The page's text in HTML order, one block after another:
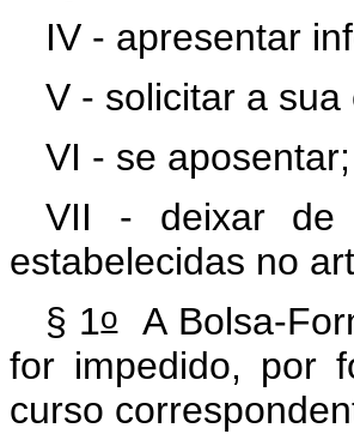
IV - apresentar
V - solicitar a sua
VI - se
VII - deixar de
estabelecidas no
§ 1oA Bolsa-
for impedido, por
curso